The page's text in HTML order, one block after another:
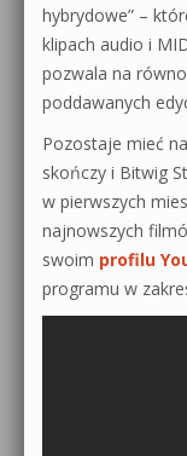
hybrydowe” –
klipach audio i
pozwala na
poddawanych
Pozostaje mieć
skończy i Bitwig
w pierwszych
najnowszych
swoim profilu
programu w